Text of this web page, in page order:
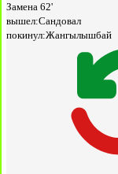
Замена 62'
вышел:Сандовал
покинул:Жангылышбай